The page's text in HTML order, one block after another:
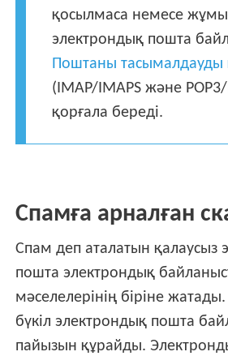
қосылмаса немесе
электрондық пошта
Поштаны тасымалдауды
(IMAP/IMAPS және
қорғала береді.
Спамға арналған
Спам деп аталатын қалаусыз
пошта электрондық
мәселелерінің біріне
бүкіл электрондық пошта
пайызын құрайды.